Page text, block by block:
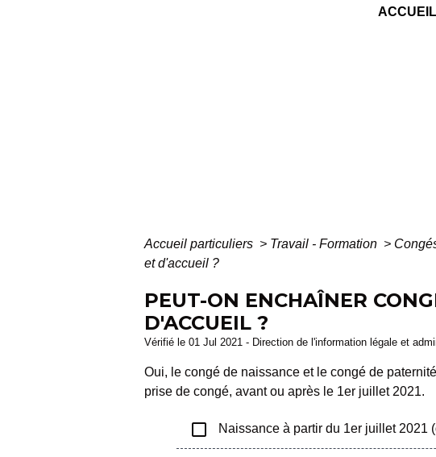
ACCUEIL
Accueil particuliers > Travail - Formation >
et d'accueil ?
PEUT-ON ENCHAÎNER
D'ACCUEIL ?
Vérifié le 01 Jul 2021 - Direction de l'information légale et
Oui, le congé de naissance et le congé de
prise de congé, avant ou après le 1er juillet 2021.
check_box_outline_blank Naissance à partir du 1er juillet 2021